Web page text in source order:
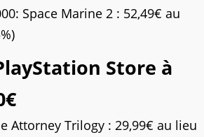
Space Marine 2 : 52,49€ au
Store à
Attorney Trilogy : 29,99€ au lieu